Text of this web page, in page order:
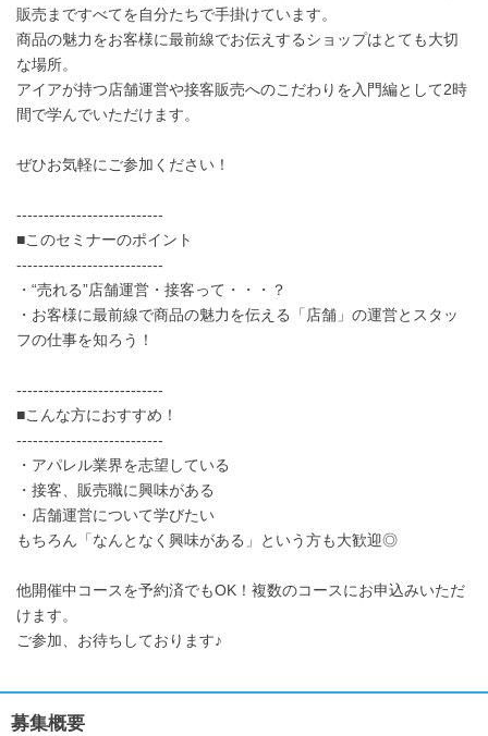
販売まですべてを自分たちで手掛けています。
商品の魅力をお客様に最前線でお伝えするショップはとても大切
な場所。
アイアが持つ店舗運営や接客販売へのこだわりを入門編として2時
間で学んでいただけます。
ぜひお気軽にご参加ください！
---------------------------
■このセミナーのポイント
---------------------------
・“売れる”店舗運営・接客って・・・？
・お客様に最前線で商品の魅力を伝える「店舗」の運営とスタッ
フの仕事を知ろう！
---------------------------
■こんな方におすすめ！
---------------------------
・アパレル業界を志望している
・接客、販売職に興味がある
・店舗運営について学びたい
もちろん「なんとなく興味がある」という方も大歓迎◎
他開催中コースを予約済でもOK！複数のコースにお申込みいただ
けます。
ご参加、お待ちしております♪
募集概要